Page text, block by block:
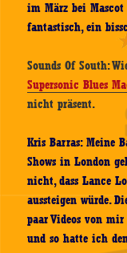
im März bei Mascot
fantastisch, ein
Sounds Of South:
Supersonic Blues
nicht präsent.
Kris Barras: Meine
Shows in London
nicht, dass Lance
aussteigen würde.
paar Videos von
und so hatte ich